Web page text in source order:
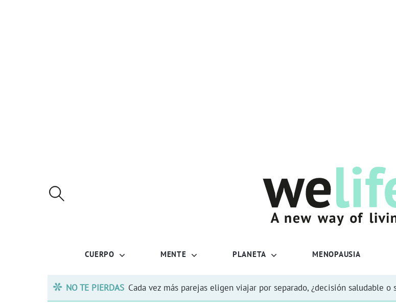
CUERPO MENTE PLANETA MENOPAUSIA
NO TE PIERDAS Cada vez más parejas eligen viajar por separado, ¿decisión saludable o